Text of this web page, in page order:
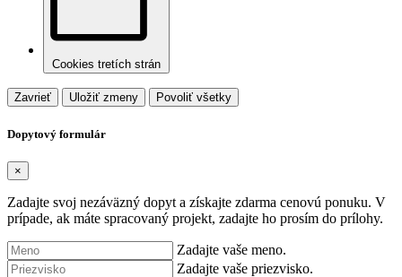
Cookies tretích strán
Zavrieť Uložiť zmeny Povoliť všetky
Dopytový formulár
×
Zadajte svoj nezáväzný dopyt a získajte zdarma cenovú ponuku. V
prípade, ak máte spracovaný projekt, zadajte ho prosím do prílohy.
Zadajte vaše meno.
Zadajte vaše priezvisko.